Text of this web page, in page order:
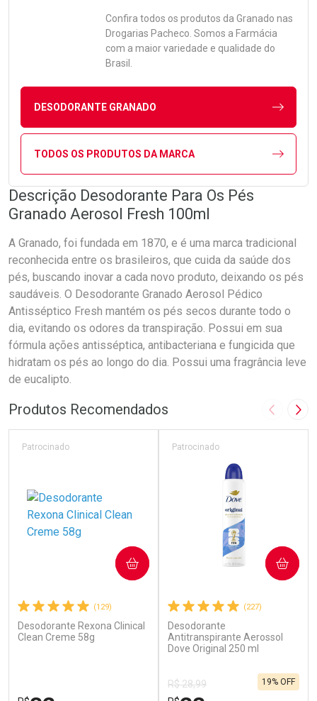
Confira todos os produtos da Granado nas
Drogarias Pacheco. Somos a Farmácia
com a maior variedade e qualidade do
Brasil.
DESODORANTE GRANADO
TODOS OS PRODUTOS DA MARCA
Descrição Desodorante Para Os Pés
Granado Aerosol Fresh 100ml
A Granado, foi fundada em 1870, e é uma marca tradicional
reconhecida entre os brasileiros, que cuida da saúde dos
pés, buscando inovar a cada novo produto, deixando os pés
saudáveis. O Desodorante Granado Aerosol Pédico
Antisséptico Fresh mantém os pés secos durante todo o
dia, evitando os odores da transpiração. Possui em sua
fórmula ações antisséptica, antibacteriana e fungicida que
hidratam os pés ao longo do dia. Possui uma fragrância leve
de eucalipto.
Produtos Recomendados Imagem
(129)
Desodorante Rexona Clinical
Clean Creme 58g
Patrocinado
COMPRAR
(227)
Desodorante
Antitranspirante Aerossol
Dove Original 250 ml
Patrocinado
R$ 28,99
19% OFF
COMPRAR